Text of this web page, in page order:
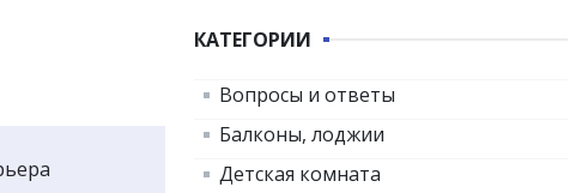
КАТЕГОРИИ
Вопросы и ответы
Балконы, лоджии
Детская комната